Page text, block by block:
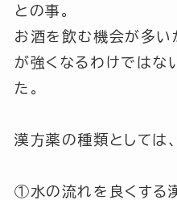
との事。
お酒を飲む機会が多い
が強くなるわけではな
た。
漢方薬の種類としては、
①水の流れを良くする